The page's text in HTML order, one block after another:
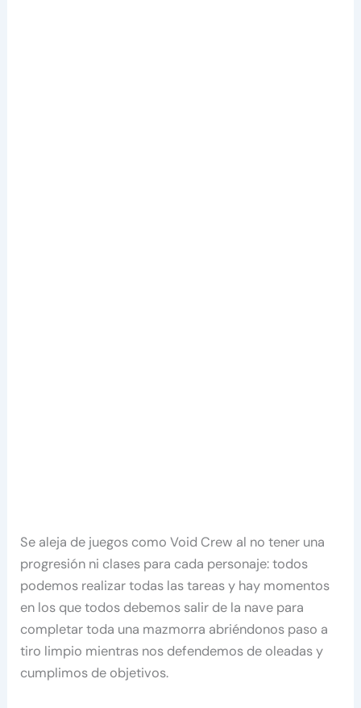
Se aleja de juegos como Void Crew al no tener una
progresión ni clases para cada personaje: todos
podemos realizar todas las tareas y hay momentos
en los que todos debemos salir de la nave para
completar toda una mazmorra abriéndonos paso a
tiro limpio mientras nos defendemos de oleadas y
cumplimos de objetivos.